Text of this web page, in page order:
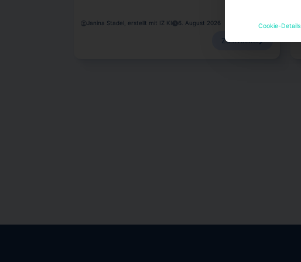
Janina Stadel, erstellt mit IZ KI 6. August 2026
Zum Artikel
Cookie-Details